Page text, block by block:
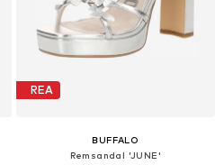
REA
BUFFALO
Remsandal 'JUNE'